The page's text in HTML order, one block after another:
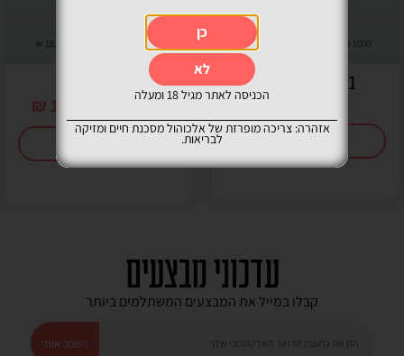
1000 מ"ל | מחיר ל100 מ"ל - 10.90
₪
בקרדי קרטה בלנקה
750 מ"ל | מחיר ל100 מ"ל - 18.53
₪
139.00
119.00
₪
עדכוני מבצעים
קבלו במייל את המבצעים המשתלמים ביותר
רשמו אותי
כן
לא
הכניסה לאתר מגיל 18 ומעלה
אזהרה: צריכה מופרזת של אלכוהול מסכנת חיים ומזיקה
לבריאות.